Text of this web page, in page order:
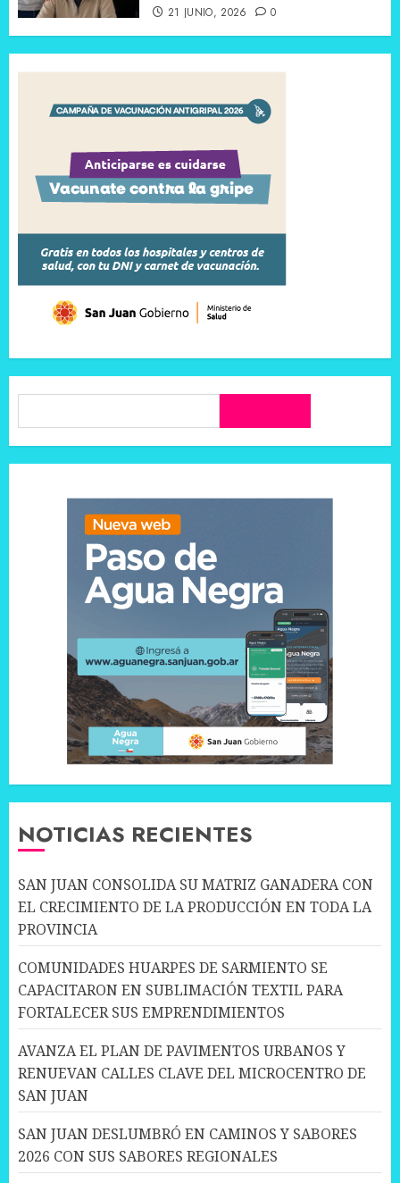
21 JUNIO, 2026 0
NOTICIAS RECIENTES
SAN JUAN CONSOLIDA SU MATRIZ GANADERA CON
EL CRECIMIENTO DE LA PRODUCCIÓN EN TODA LA
PROVINCIA
COMUNIDADES HUARPES DE SARMIENTO SE
CAPACITARON EN SUBLIMACIÓN TEXTIL PARA
FORTALECER SUS EMPRENDIMIENTOS
AVANZA EL PLAN DE PAVIMENTOS URBANOS Y
RENUEVAN CALLES CLAVE DEL MICROCENTRO DE
SAN JUAN
SAN JUAN DESLUMBRÓ EN CAMINOS Y SABORES
2026 CON SUS SABORES REGIONALES